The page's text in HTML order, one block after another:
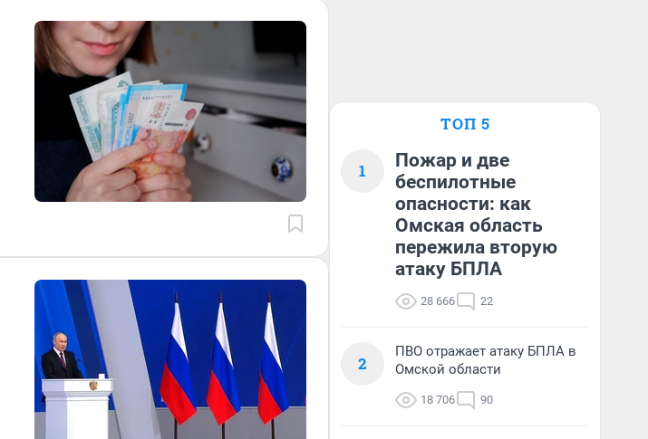
ТОП 5
1
Пожар и две
беспилотные
опасности: как
Омская область
пережила вторую
атаку БПЛА
28 666 22
2
ПВО отражает атаку БПЛА в
Омской области
18 706 90